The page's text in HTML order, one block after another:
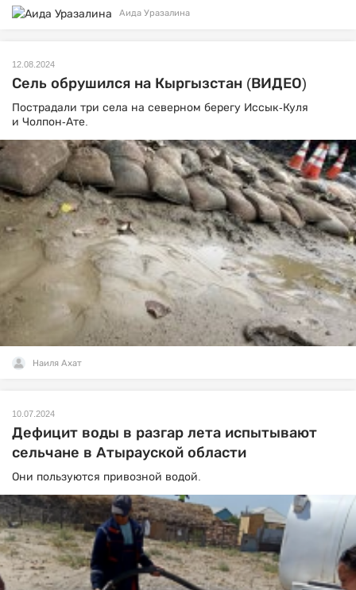
Аида Уразалина
12.08.2024
Сель обрушился на Кыргызстан (ВИДЕО)
Пострадали три села на северном берегу Иссык-Куля
и Чолпон-Ате.
Наиля Ахат
10.07.2024
Дефицит воды в разгар лета испытывают
сельчане в Атырауской области
Они пользуются привозной водой.